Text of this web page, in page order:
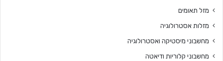
מזל תאומים
מזלות אסטרולוגיה
מחשבוני מיסטיקה ואסטרולוגיה
מחשבוני קלוריות ודיאטה